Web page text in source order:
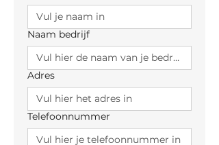
Naam bedrijf
Adres
Telefoonnummer